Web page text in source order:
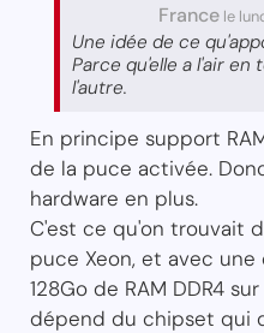
France le
Une idée de ce
Parce qu'elle a l'air
l'autre.
En principe support
de la puce activée.
hardware en plus.
C'est ce qu'on trouvait
puce Xeon, et avec une
128Go de RAM DDR4
dépend du chipset qui